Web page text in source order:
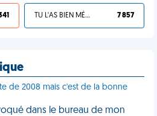
TU L'AS BIEN MÉRITÉ 7 857
de 2008 mais c'est de la bonne
dans le bureau de mon